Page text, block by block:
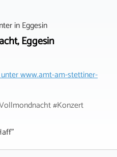
inEggesin
Eggesin
www.amt-am-stettiner-
#Konzert